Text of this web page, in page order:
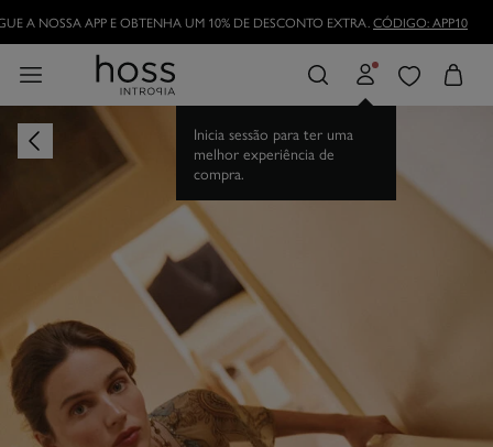
A NOSSA APP E OBTENHA UM 10% DE DESCONTO EXTRA.CÓDIGO: APP10